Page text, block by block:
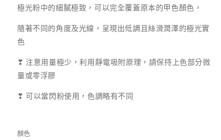
極光粉中的細膩極致，可以完全覆蓋原本的甲色顏色，
隨著不同的角度及光線，呈現出低調且絲滑潤澤的極光實
色
❣ 注意用量極少，利用靜電吸附原理，請保持上色部分微
量或零浮膠
❣ 可以當閃粉使用，色調略有不同
顏色